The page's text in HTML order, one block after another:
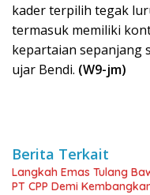
kader terpilih tegak
termasuk memiliki
kepartaian sepanjang
ujar Bendi. (W9-jm)
Berita Terkait
Langkah Emas Tulang
PT CPP Demi